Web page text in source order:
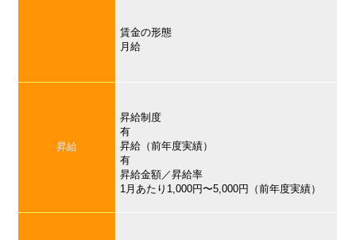
賃金の形態
月給
昇給
昇給制度
有
昇給（前年度実績）
有
昇給金額／昇給率
1月あたり1,000円〜5,000円（前年度実績）